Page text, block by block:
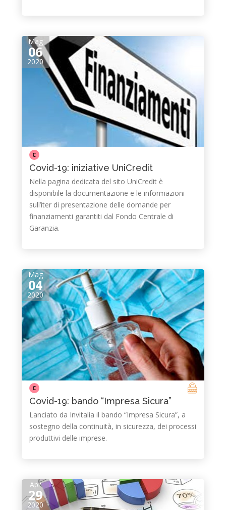
Mag
06
2020
C
Covid-19: iniziative UniCredit
Nella pagina dedicata del sito UniCredit è
disponibile la documentazione e le informazioni
sull’iter di presentazione delle domande per
finanziamenti garantiti dal Fondo Centrale di
Garanzia.
Mag
04
2020
C
Covid-19: bando “Impresa Sicura”
Lanciato da Invitalia il bando “Impresa Sicura”, a
sostegno della continuità, in sicurezza, dei processi
produttivi delle imprese.
Apr
29
2020